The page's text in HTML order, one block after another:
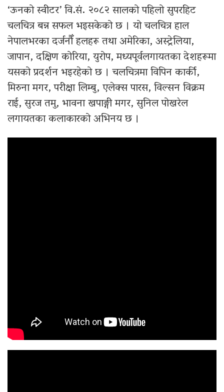
‘ऊनको स्वीटर’ वि.सं. २०८२ सालको पहिलो सुपरहिट
चलचित्र बन्न सफल भइसकेको छ । यो चलचित्र हाल
नेपालभरका दर्जनौँ हलहरू तथा अमेरिका, अस्ट्रेलिया,
जापान, दक्षिण कोरिया, युरोप, मध्यपूर्वलगायतका देशहरूमा
यसको प्रदर्शन भइरहेको छ । चलचित्रमा विपिन कार्की,
मिरुना मगर, परीक्षा लिम्बु, एलेक्स पारस, विल्सन विक्रम
राई, सुरज तमु, भावना खपाङ्गी मगर, सुनिल पोखरेल
लगायतका कलाकारको अभिनय छ ।